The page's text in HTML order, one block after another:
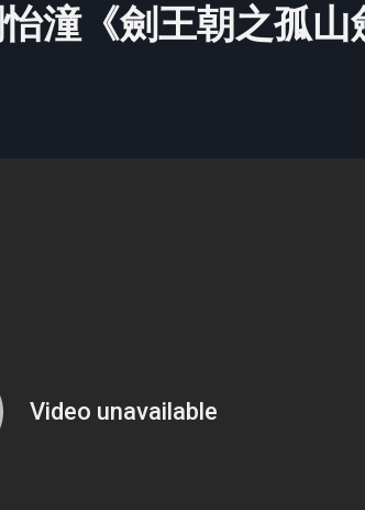
潼《劍王朝之孤山